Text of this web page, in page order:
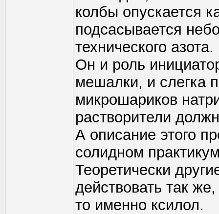
колбы опускается
подсасывается
технического азота.
Он и роль
мешалки, и слегка
микрошариков
растворители
А описание этого
солидном
Теоретически
действовать так
то именно ксилол.